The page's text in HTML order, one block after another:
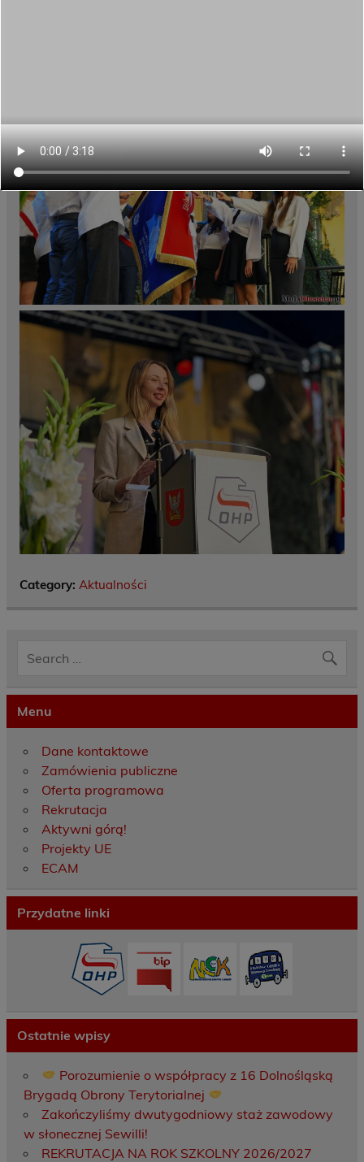
Category: Aktualności
Menu
Dane kontaktowe
Zamówienia publiczne
Oferta programowa
Rekrutacja
Aktywni górą!
Projekty UE
ECAM
Przydatne linki
Ostatnie wpisy
Porozumienie o współpracy z 16 Dolnośląską
Brygadą Obrony Terytorialnej
Zakończyliśmy dwutygodniowy staż zawodowy
w słonecznej Sewilli!
REKRUTACJA NA ROK SZKOLNY 2026/2027